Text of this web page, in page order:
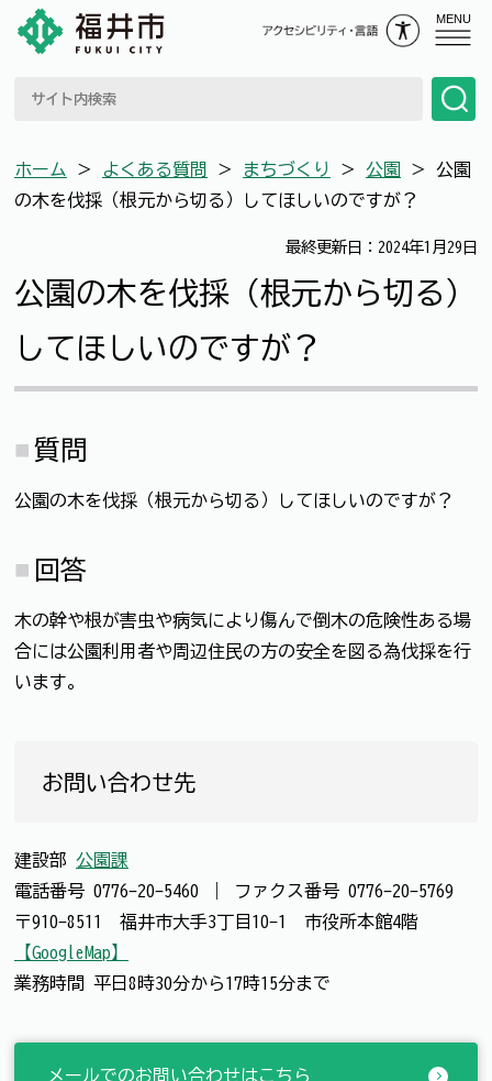
MENU
ホーム ＞ よくある質問 ＞ まちづくり ＞ 公園 ＞ 公園
の木を伐採（根元から切る）してほしいのですが？
最終更新日：2024年1月29日
公園の木を伐採（根元から切る）
してほしいのですが？
質問
公園の木を伐採（根元から切る）してほしいのですが？
回答
木の幹や根が害虫や病気により傷んで倒木の危険性ある場
合には公園利用者や周辺住民の方の安全を図る為伐採を行
います。
お問い合わせ先
建設部 公園課
電話番号 0776-20-5460 ファクス番号 0776-20-5769
〒910-8511 福井市大手3丁目10-1 市役所本館4階
【GoogleMap】
業務時間 平日8時30分から17時15分まで
メールでのお問い合わせはこちら